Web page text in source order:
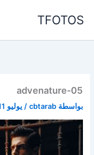
TFOTOS
advenature-05
بواسطة cbtarab
/يوليو 11, 2025